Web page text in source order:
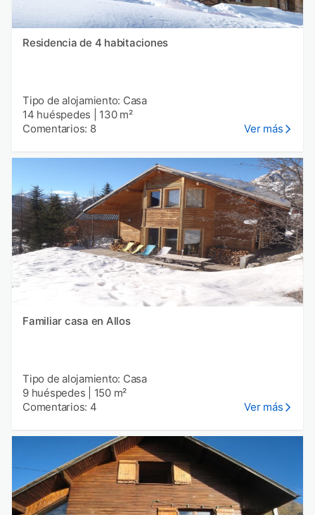
Residencia de 4 habitaciones
Tipo de alojamiento: Casa
14 huéspedes
130 m²
Comentarios: 8
Ver más
Familiar casa en Allos
Tipo de alojamiento: Casa
9 huéspedes
150 m²
Comentarios: 4
Ver más